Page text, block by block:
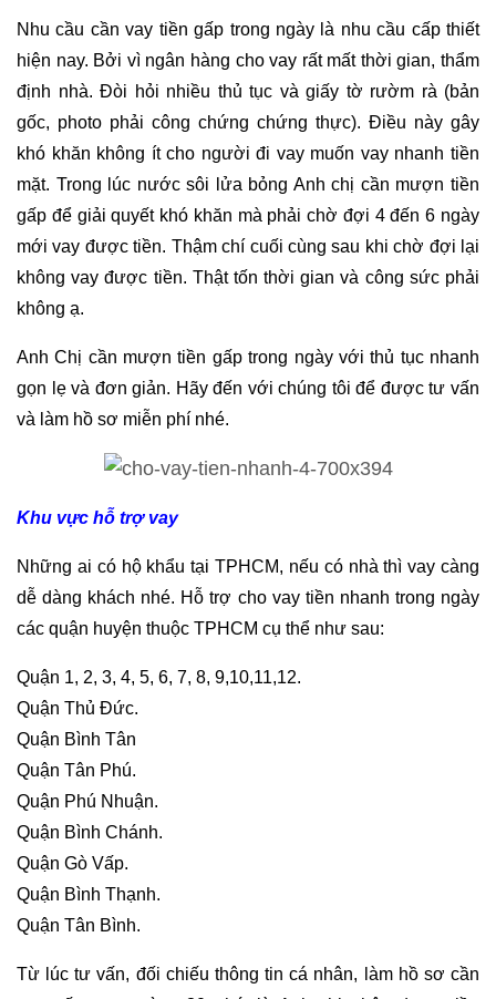
Nhu cầu cần vay tiền gấp trong ngày là nhu cầu cấp thiết
hiện nay. Bởi vì ngân hàng cho vay rất mất thời gian, thẩm
định nhà. Đòi hỏi nhiều thủ tục và giấy tờ rườm rà (bản
gốc, photo phải công chứng chứng thực). Điều này gây
khó khăn không ít cho người đi vay muốn vay nhanh tiền
mặt. Trong lúc nước sôi lửa bỏng Anh chị cần mượn tiền
gấp để giải quyết khó khăn mà phải chờ đợi 4 đến 6 ngày
mới vay được tiền. Thậm chí cuối cùng sau khi chờ đợi lại
không vay được tiền. Thật tốn thời gian và công sức phải
không ạ.
Anh Chị cần mượn tiền gấp trong ngày với thủ tục nhanh
gọn lẹ và đơn giản. Hãy đến với chúng tôi để được tư vấn
và làm hồ sơ miễn phí nhé.
Khu vực hỗ trợ vay
Những ai có hộ khẩu tại TPHCM, nếu có nhà thì vay càng
dễ dàng khách nhé. Hỗ trợ cho vay tiền nhanh trong ngày
các quận huyện thuộc TPHCM cụ thể như sau:
Quận 1, 2, 3, 4, 5, 6, 7, 8, 9,10,11,12.
Quận Thủ Đức.
Quận Bình Tân
Quận Tân Phú.
Quận Phú Nhuận.
Quận Bình Chánh.
Quận Gò Vấp.
Quận Bình Thạnh.
Quận Tân Bình.
Từ lúc tư vấn, đối chiếu thông tin cá nhân, làm hồ sơ cần